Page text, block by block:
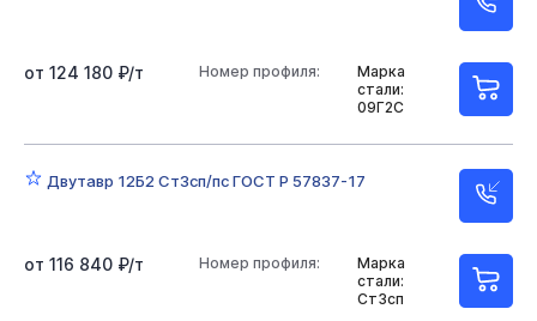
Марка
стали:
09Г2С
Номер профиля:
от 124 180 ₽/т
Двутавр 12Б2 Ст3сп/пс ГОСТ Р 57837-17
Марка
стали:
Ст3сп
Номер профиля:
от 116 840 ₽/т